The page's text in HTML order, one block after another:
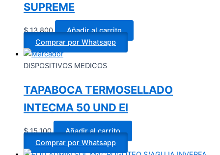
SUPREME
$13.800
Añadir al carrito
Comprar por Whatsapp
DISPOSITIVOS MEDICOS
TAPABOCA TERMOSELLADO
INTECMA 50 UND EI
$15.100
Añadir al carrito
Comprar por Whatsapp